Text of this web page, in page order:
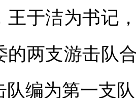
王于洁为书记
的两支游击队
队编为第一支